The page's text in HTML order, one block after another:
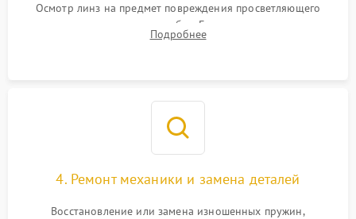
Осмотр линз на предмет повреждения просветляющего
покрытия или появления грибка. Бережная очистка стекол
спецрастворами. Проверка целостности гравированной
Подробнее
4. Ремонт механики и замена деталей
Восстановление или замена изношенных пружин,